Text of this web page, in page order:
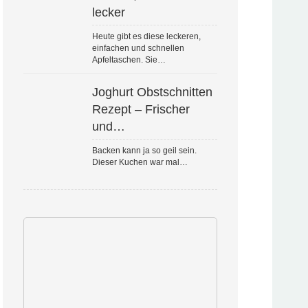
lecker
Heute gibt es diese leckeren,
einfachen und schnellen
Apfeltaschen. Sie…
Joghurt Obstschnitten
Rezept – Frischer
und…
Backen kann ja so geil sein.
Dieser Kuchen war mal…